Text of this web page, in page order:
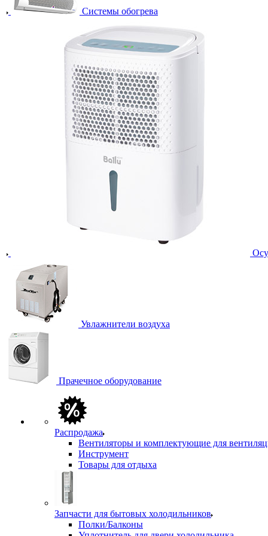
Системы обогрева
Увлажнители воздуха
Прачечное оборудование
Распродажа
Вентиляторы и комплектующие для
Инструмент
Товары для отдыха
Запчасти для бытовых холодильников
Полки/Балконы